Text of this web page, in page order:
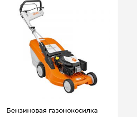
Бензиновая газонокосилка